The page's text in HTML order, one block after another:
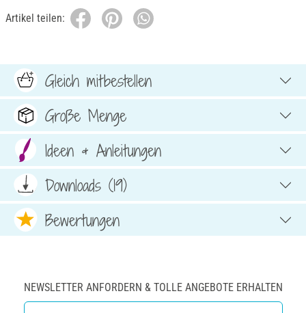
Artikel teilen:
Gleich mitbestellen
Große Menge
Ideen & Anleitungen
Downloads (19)
Bewertungen
NEWSLETTER ANFORDERN & TOLLE ANGEBOTE ERHALTEN